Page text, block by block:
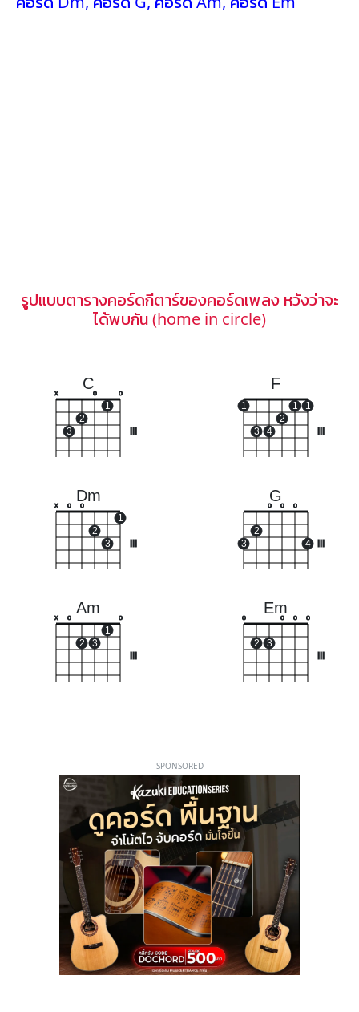
รูปแบบตารางคอร์ดกีตาร์ของคอร์ดเพลง หวังว่าจะ
ได้พบกัน (home in circle)
C
x
3
2
o
1
o
F
1
3 4
2
1 1
Dm
x o o
2
3
1
G
3
2
o o o
4
Am
x o
2 3
1
o
Em
o
2 3
o o o
SPONSORED